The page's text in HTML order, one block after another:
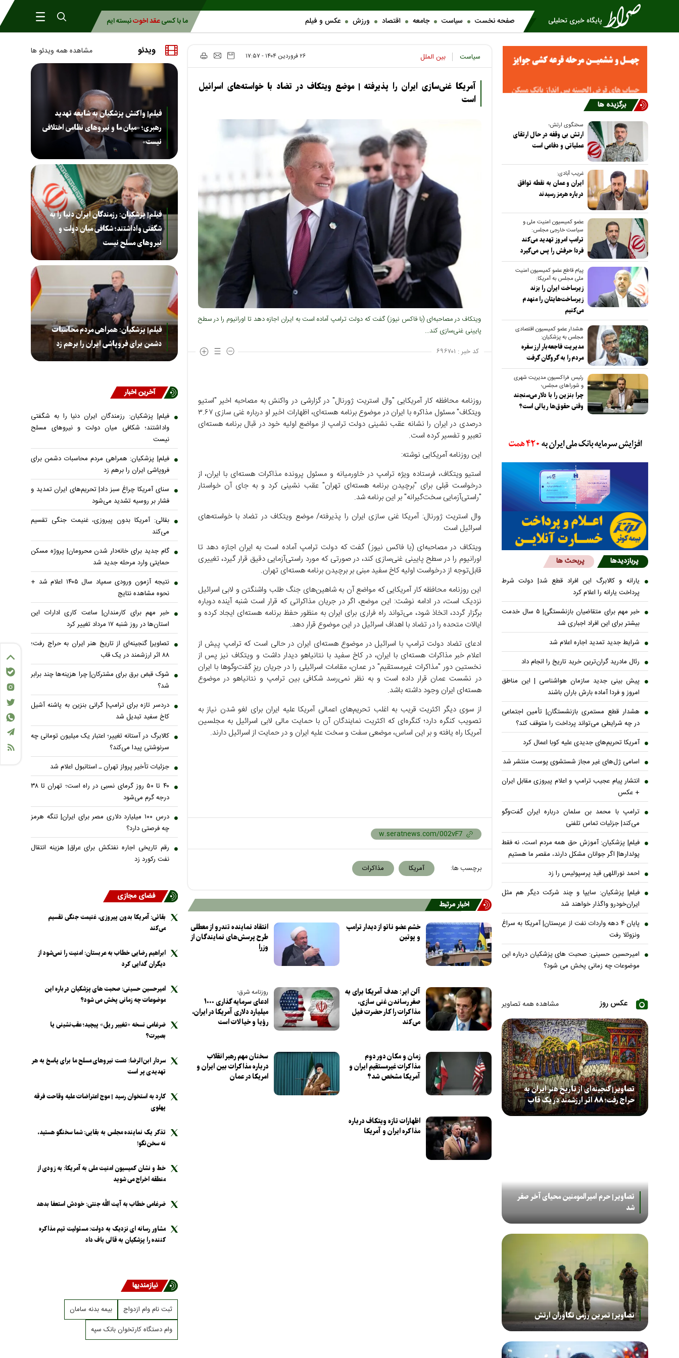
صفحه نخست سیاست جامعه اقتصاد ورزش عکس و فیلم ما با کسیعقد اخوتنبسته ایم
سیاست بین الملل ۲۶ فروردين ۱۴۰۴ - ۱۷:۵۷
آمریکا غنی‌سازی ایران را پذیرفته | موضع ویتکاف در تضاد با خواسته‌های اسرائیل
است
ویتکاف در مصاحبه‌ای (با فاکس نیوز) گفت که دولت ترامپ آماده است به ایران اجازه دهد تا اورانیوم را در سطح
پایینی غنی‌سازی کند...
کد خبر : ۶۹۶۷۰۱
روزنامه محافظه کار آمریکایی "وال استریت ژورنال" در گزارشی در واکنش به مصاحبه اخیر "استیو
ویتکاف" مسئول مذاکره با ایران در موضوع برنامه هسته‌ای، اظهارات اخیر او درباره غنی سازی ۳.۶۷
درصدی در ایران را نشانه عقب نشینی دولت ترامپ از مواضع اولیه خود در قبال برنامه هسته‌ای
تعبیر و تفسیر کرده است.
این روزنامه آمریکایی نوشته:
استیو ویتکاف، فرستاده ویژه ترامپ در خاورمیانه و مسئول پرونده مذاکرات هسته‌ای با ایران، از
درخواست قبلی برای "برچیدن برنامه هسته‌ای تهران" عقب نشینی کرد و به جای آن خواستار
"راستی‌آزمایی سخت‌گیرانه" بر این برنامه شد.
وال استریت ژورنال: آمریکا غنی سازی ایران را پذیرفته/ موضع ویتکاف در تضاد با خواسته‌های
اسرائیل است
ویتکاف در مصاحبه‌ای (با فاکس نیوز) گفت که دولت ترامپ آماده است به ایران اجازه دهد تا
اورانیوم را در سطح پایینی غنی‌سازی کند، در صورتی که مورد راستی‌آزمایی دقیق قرار گیرد، تغییری
قابل‌توجه از درخواست اولیه کاخ سفید مبنی بر برچیدن برنامه هسته‌ای تهران.
این روزنامه محافظه کار آمریکایی که مواضع آن به شاهین‌های جنگ طلب واشنگتن و لابی اسرائیل
نزدیک است، در ادامه نوشت: این موضع، اگر در جریان مذاکراتی که قرار است شنبه آینده دوباره
برگزار گردد، اتخاذ شود، می‌تواند راه فراری برای ایران به منظور حفظ برنامه هسته‌ای ایجاد کرده و
ایالات متحده را در تضاد با اهداف اسرائیل در این موضوع قرار دهد.
ادعای تضاد دولت ترامپ با اسرائیل در موضوع هسته‌ای ایران در حالی است که ترامپ پیش از
اعلام خبر مذاکرات هسته‌ای با ایران، در کاخ سفید با نتانیاهو دیدار داشت و ویتکاف نیز پس از
نخستین دور "مذاکرات غیرمستقیم" در عمان، مقامات اسرائیلی را در جریان ریزِ گفت‌و‌گو‌ها با ایران
در نشست عمان قرار داده است و به نظر نمی‌رسد شکافی بین ترامپ و نتانیاهو در موضوع
هسته‌ای ایران وجود داشته باشد.
از سوی دیگر اکثریت قریب به اغلب تحریم‌های اعمالی آمریکا علیه ایران برای لغو شدن نیاز به
تصویب کنگره دارد؛ کنگره‌ای که اکثریت نمایندگان آن با حمایت مالی لابی اسرائیل به مجلسین
آمریکا راه یافته و بر این اساس، موضعی سفت و سخت علیه ایران و در حمایت از اسرائیل دارند.
برچسب ها: آمریکا مذاکرات
اخبار مرتبط
خشم عضو ناتو از دیدار ترامپ
و پوتین
انتقاد نماینده تندرو از معطلی
طرح پرسش‌های نمایندگان از
وزرا
آلن ایر: هدف آمریکا برای به
صفر رساندن غنی سازی،
مذاکرات را کار حضرت فیل
می‌کند
روزنامه شرق؛
ادعای سرمایه گذاری ۱۰۰۰
میلیارد دلاری آمریکا در ایران،
رؤیا و خیالات است
زمان و مکان دور دوم
مذاکرات غیرمستقیم ایران و
آمریکا مشخص شد؟
سخنان مهم رهبر انقلاب
درباره مذاکرات بین ایران و
امریکا در عمان
اظهارات تازه ویتکاف درباره
مذاکره ایران و آمریکا
برگزیده ها
سخنگوی ارتش؛
ارتش بی وقفه در حال ارتقای
عملیاتی و دفاعی است
غریب آبادی:
ایران و عمان به نقطه توافق
درباره هرمز رسیدند
عضو کمیسیون امنیت ملی و
سیاست خارجی مجلس:
ترامپ امروز تهدید می‌کند
فردا حرفش را پس می‌گیرد
پیام قاطع عضو کمیسیون امنیت
ملی مجلس به آمریکا:
زیرساخت ایران را بزند
زیرساخت‌هایتان را منهدم
می‌کنیم
هشدار عضو کمیسیون اقتصادی
مجلس به پزشکیان:
مدیریت فاجعه‌بار ارز سفره
مردم را به گروگان گرفت
رئیس فراکسیون مدیریت شهری
و شوراهای مجلس؛
چرا بنزین را با دلار می‌سنجند
وقتی حقوق‌ها ریالی است؟
پربازدیدها پربحث ها
یارانه و کالابرگ این افراد قطع شد| دولت شرط
پرداخت یارانه را اعلام کرد
خبر مهم برای متقاضیان بازنشستگی| ۵ سال خدمت
بیشتر برای این افراد اجباری شد
شرایط جدید تمدید اجاره اعلام شد
رئال مادرید گران‌ترین خرید تاریخ را انجام داد
پیش بینی جدید سازمان هواشناسی | این مناطق
امروز و فردا آماده بارش باران باشند
هشدار قطع مستمری بازنشستگان| تأمین اجتماعی
در چه شرایطی می‌تواند پرداخت را متوقف کند؟
آمریکا تحریم‌های جدیدی علیه کوبا اعمال کرد
اسامی ژل‌های غیر مجاز شستشوی پوست منتشر شد
انتشار پیام عجیب ترامپ و اعلام پیروزی مقابل ایران
+ عکس
ترامپ با محمد بن سلمان درباره ایران گفت‌وگو
می‌کند| جزئیات تماس تلفنی
فیلم| پزشکیان: آموزش حق همه مردم است، نه فقط
پولدارها| اگر جوانان مشکل دارند، مقصر ما هستیم
احمد نوراللهی قید پرسپولیس را زد
فیلم| پزشکیان: سایپا و چند شرکت دیگر هم مثل
ایران‌خودرو واگذار خواهند شد
پایان ۴ دهه واردات نفت از عربستان| آمریکا به سراغ
ونزوئلا رفت
امیرحسین حسینی: صحبت های پزشکیان درباره این
موضوعات چه زمانی پخش می شود؟
عکس روز مشاهده همه تصاویر
تصاویر| گنجینه‌ای از تاریخ هنر ایران به
حراج رفت؛ ۸۸ اثر ارزشمند در یک قاب
تصاویر| حرم امیرالمومنین محیای آخر صفر
شد
تصاویر| تمرین رزمی تکاوران ارتش
ویدئو مشاهده همه ویدئو ها
فیلم| واکنش پزشکیان به شایعه تهدید
رهبری؛ «میان ما و نیروهای نظامی اختلافی
نیست»
فیلم| پزشکیان: رزمندگان ایران دنیا را به
شگفتی واداشتند؛ شکافی میان دولت و
نیروهای مسلح نیست
فیلم| پزشکیان: همراهی مردم محاسبات
دشمن برای فروپاشی ایران را برهم زد
آخرین اخبار
فیلم| پزشکیان: رزمندگان ایران دنیا را به شگفتی
واداشتند؛ شکافی میان دولت و نیروهای مسلح
نیست
فیلم| پزشکیان: همراهی مردم محاسبات دشمن برای
فروپاشی ایران را برهم زد
سنای آمریکا چراغ سبز داد| تحریم‌های ایران تمدید و
فشار بر روسیه تشدید می‌شود
بقائی: آمریکا بدون پیروزی، غنیمت جنگی تقسیم
می‌کند
گام جدید برای خانه‌دار شدن محرومان| پروژه مسکن
حمایتی وارد مرحله جدید شد
نتیجه آزمون ورودی سمپاد سال ۱۴۰۵ اعلام شد +
نحوه مشاهده نتایج
خبر مهم برای کارمندان| ساعت کاری ادارات این
استان‌ها در روز شنبه ۱۷ مرداد تغییر کرد
تصاویر| گنجینه‌ای از تاریخ هنر ایران به حراج رفت؛
۸۸ اثر ارزشمند در یک قاب
شوک قبض برق برای مشترکان| چرا هزینه‌ها چند برابر
شد؟
دردسر تازه برای ترامپ| گرانی بنزین به پاشنه آشیل
کاخ سفید تبدیل شد
کالابرگ در آستانه تغییر؛ اعتبار یک میلیون تومانی چه
سرنوشتی پیدا می‌کند؟
جزئیات تأخیر پرواز تهران ـ استانبول اعلام شد
۴۰ تا ۵۰ روز گرمای نسبی در راه است؛ تهران تا ۳۸
درجه گرم می‌شود
درس ۱۰۰ میلیارد دلاری مصر برای ایران| تنگه هرمز
چه فرصتی دارد؟
رقم تاریخی اجاره نفتکش برای عراق| هزینه انتقال
نفت رکورد زد
فضای مجازی
بقائی: آمریکا بدون پیروزی، غنیمت جنگی تقسیم
می‌کند
ابراهیم رضایی خطاب به عربستان: امنیت را نمی‌شود از
دیگران گدایی کرد
امیرحسین حسینی: صحبت های پزشکیان درباره این
موضوعات چه زمانی پخش می شود؟
ضرغامی نسخه «تغییر ریل» پیچید؛ عقب‌نشینی یا
بصیرت؟
سردار ابن‌الرضا: دست نیرو‌های مسلح ما برای پاسخ به هر
تهدیدی پر است
کارد به استخوان رسید | موج اعتراضات علیه وقاحت فرقه
پهلوی
تذکر یک نماینده مجلس به بقایی: شما سخنگو هستید،
نه سخن‌نگو!
خط و نشان کمیسیون امنیت ملی به آمریکا: به زودی از
منطقه اخراج می شوید
ضرغامی خطاب به آیت الله جنتی: خودش استعفا بدهد
مشاور رسانه ای نزدیک به دولت: مسئولیت تیم مذاکره
کننده را پزشکیان به قالی باف داد
نیازمندیها
ثبت نام وام ازدواج
بیمه بدنه سامان
وام دستگاه کارتخوان بانک سپه